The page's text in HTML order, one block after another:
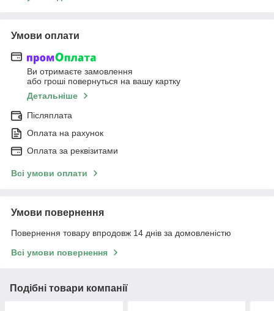
Умови оплати
Ви отримаєте замовлення
або гроші повернуться на вашу картку
Детальніше
Післяплата
Оплата на рахунок
Оплата за реквізитами
Всі умови оплати
Умови повернення
Повернення товару впродовж 14 днів за домовленістю
Всі умови повернення
Подібні товари компанії